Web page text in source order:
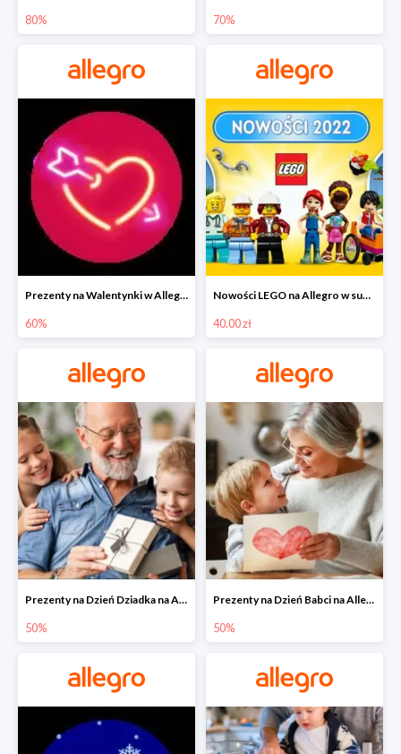
80% 70%
Prezenty na Walentynki w Allegro do -60%
60%
Nowości LEGO na Allegro w super cenach od 40 zł
40.00 zł
Prezenty na Dzień Dziadka na Allegro do -50%
50%
Prezenty na Dzień Babci na Allegro do -50%
50%